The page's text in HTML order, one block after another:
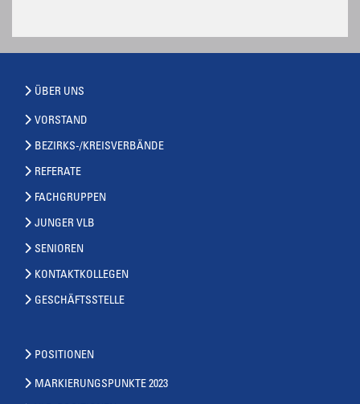
ÜBER UNS
VORSTAND
BEZIRKS-/KREISVERBÄNDE
REFERATE
FACHGRUPPEN
JUNGER VLB
SENIOREN
KONTAKTKOLLEGEN
GESCHÄFTSSTELLE
POSITIONEN
MARKIERUNGSPUNKTE 2023